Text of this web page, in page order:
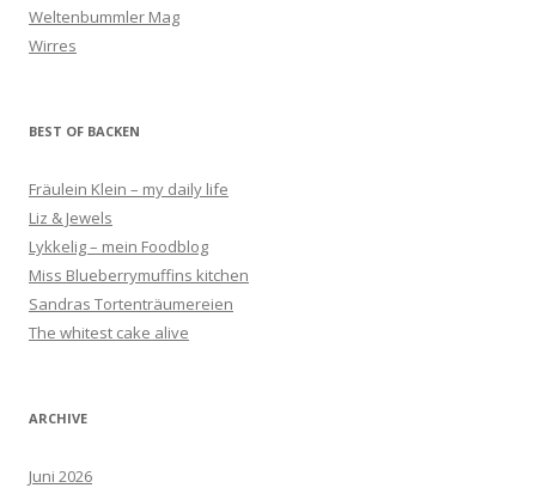
Weltenbummler Mag
Wirres
BEST OF BACKEN
Fräulein Klein – my daily life
Liz & Jewels
Lykkelig – mein Foodblog
Miss Blueberrymuffins kitchen
Sandras Tortenträumereien
The whitest cake alive
ARCHIVE
Juni 2026